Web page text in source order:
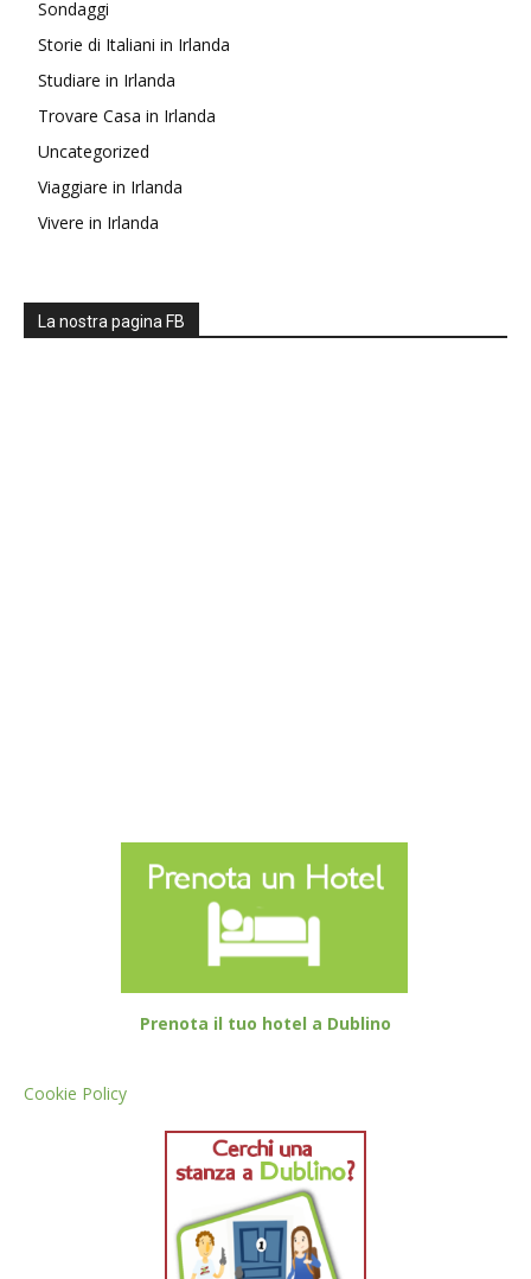
Sondaggi
Storie di Italiani in Irlanda
Studiare in Irlanda
Trovare Casa in Irlanda
Uncategorized
Viaggiare in Irlanda
Vivere in Irlanda
La nostra pagina FB
Prenota il tuo hotel a Dublino
Cookie Policy